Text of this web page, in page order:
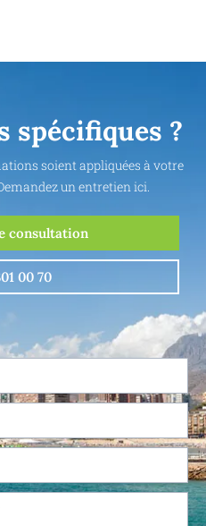
spécifiques ?
soient appliquées à votre
un entretien ici.
consultation
00 70